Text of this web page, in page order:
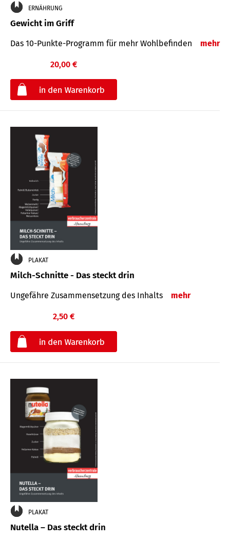
ERNÄHRUNG
Gewicht im Griff
Das 10-Punkte-Programm für mehr Wohlbefinden mehr
20,00 €
PLAKAT
Milch-Schnitte - Das steckt drin
Ungefähre Zu­sammen­setzung des Inhalts mehr
2,50 €
PLAKAT
Nutella – Das steckt drin